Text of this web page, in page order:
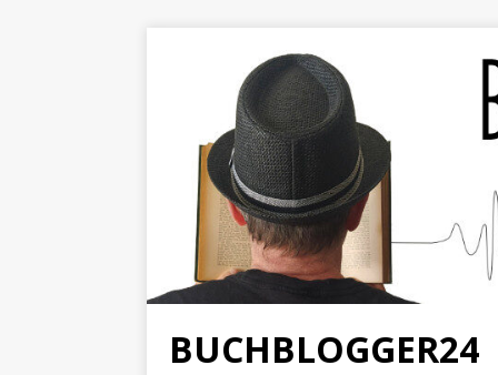
BUCHBLOGGER24